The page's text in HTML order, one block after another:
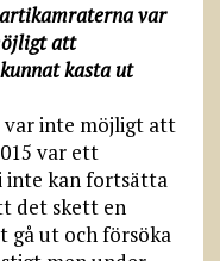
var
att
kasta ut
var inte möjligt att
var ett
inte kan fortsätta
det skett en
gå ut och försöka